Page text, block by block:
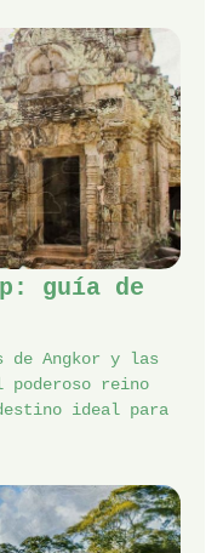
guía de
de Angkor y las
reino
ideal para